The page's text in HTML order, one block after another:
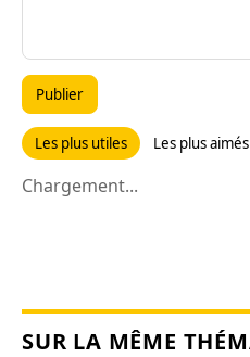
Publier
Les plus utiles Les plus aimés
Chargement...
SUR LA MÊME